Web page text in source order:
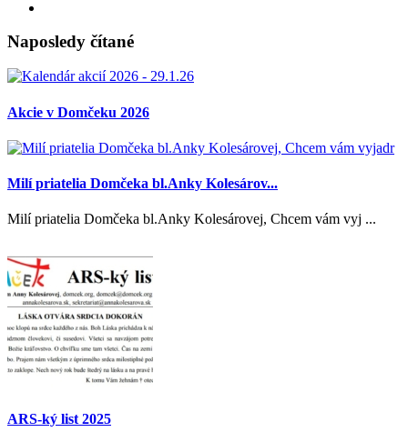
Naposledy čítané
Akcie v Domčeku 2026
Milí priatelia Domčeka bl.Anky Kolesárov...
Milí priatelia Domčeka bl.Anky Kolesárovej, Chcem vám vyj ...
ARS-ký list 2025